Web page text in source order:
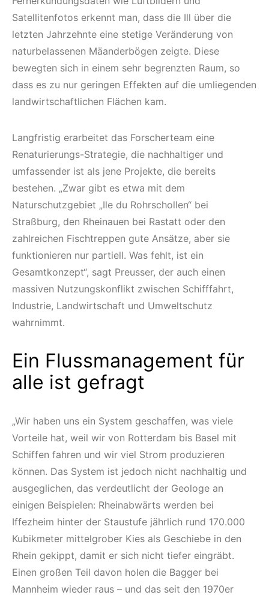
Satellitenfotos erkennt man, dass die Ill über die
letzten Jahrzehnte eine stetige Veränderung von
naturbelassenen Mäanderbögen zeigte. Diese
bewegten sich in einem sehr begrenzten Raum, so
dass es zu nur geringen Effekten auf die umliegenden
landwirtschaftlichen Flächen kam.
Langfristig erarbeitet das Forscherteam eine
Renaturierungs-Strategie, die nachhaltiger und
umfassender ist als jene Projekte, die bereits
bestehen. „Zwar gibt es etwa mit dem
Naturschutzgebiet „Ile du Rohrschollen“ bei
Straßburg, den Rheinauen bei Rastatt oder den
zahlreichen Fischtreppen gute Ansätze, aber sie
funktionieren nur partiell. Was fehlt, ist ein
Gesamtkonzept“, sagt Preusser, der auch einen
massiven Nutzungskonflikt zwischen Schifffahrt,
Industrie, Landwirtschaft und Umweltschutz
wahrnimmt.
Ein Flussmanagement für
alle ist gefragt
„Wir haben uns ein System geschaffen, was viele
Vorteile hat, weil wir von Rotterdam bis Basel mit
Schiffen fahren und wir viel Strom produzieren
können. Das System ist jedoch nicht nachhaltig und
ausgeglichen, das verdeutlicht der Geologe an
einigen Beispielen: Rheinabwärts werden bei
Iffezheim hinter der Staustufe jährlich rund 170.000
Kubikmeter mittelgrober Kies als Geschiebe in den
Rhein gekippt, damit er sich nicht tiefer eingräbt.
Einen großen Teil davon holen die Bagger bei
Mannheim wieder raus – und das seit den 1970er